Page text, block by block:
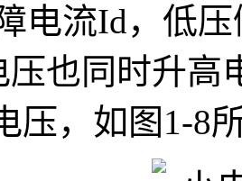
电流Id，低
压也同时升高
压，如图1-8